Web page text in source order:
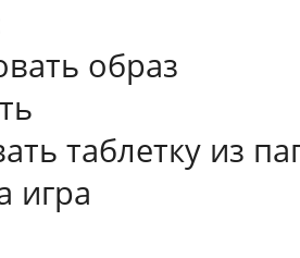
образ
таблетку из
игра